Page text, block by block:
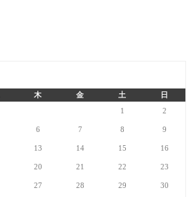
木 金 土
日
1
2
6 7 8 9
13 14 15 16
20 21 22 23
27 28 29 30